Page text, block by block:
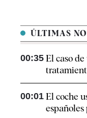
ÚLTIMAS
00:35 El caso
00:01 El coche
españoles